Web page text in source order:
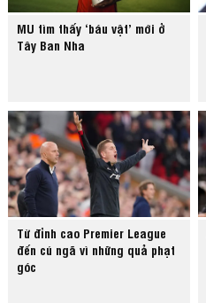
MU tìm thấy ‘báu vật’ mới ở
Tây Ban Nha
Từ đỉnh cao Premier League
đến cú ngã vì những quả phạt
góc